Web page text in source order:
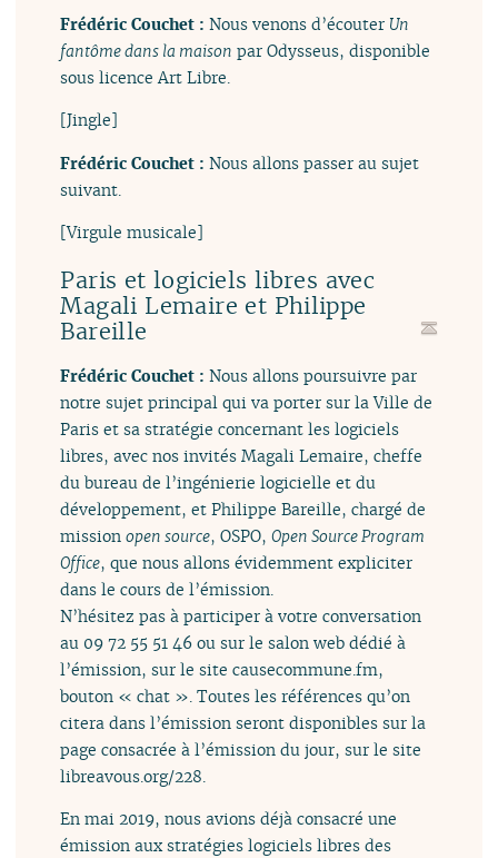
Frédéric Couchet :Nous venons d’écouter Un
fantôme dans la maison par Odysseus, disponible
sous licence Art Libre.
[Jingle]
Frédéric Couchet :Nous allons passer au sujet
suivant.
[Virgule musicale]
Paris et logiciels libres avec
Magali Lemaire et Philippe
Bareille
Frédéric Couchet :Nous allons poursuivre par
notre sujet principal qui va porter sur la Ville de
Paris et sa stratégie concernant les logiciels
libres, avec nos invités Magali Lemaire, cheffe
du bureau de l’ingénierie logicielle et du
développement, et Philippe Bareille, chargé de
missionopen source, OSPO,Open Source Program
Office, que nous allons évidemment expliciter
dans le cours de l’émission.
N’hésitez pas à participer à votre conversation
au 09 72 55 51 46 ou sur le salon web dédié à
l’émission, sur le site causecommune.fm,
bouton « chat ». Toutes les références qu’on
citera dans l’émission seront disponibles sur la
page consacrée à l’émission du jour, sur le site
libreavous.org/228.
En mai 2019, nous avions déjà consacré une
émission aux stratégies logiciels libres des